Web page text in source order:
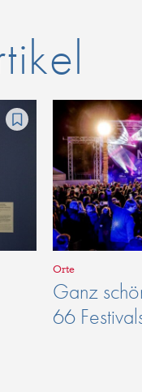
Orte
Ganz
66